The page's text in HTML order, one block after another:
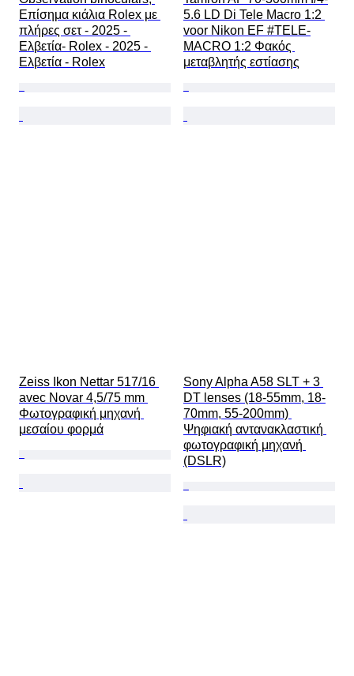
Επίσημα κιάλια Rolex με
πλήρες σετ - 2025 -
Ελβετία- Rolex - 2025 -
Ελβετία - Rolex
5.6 LD Di Tele Macro 1:2
voor Nikon EF #TELE-
MACRO 1:2 Φακός
μεταβλητής εστίασης
Zeiss Ikon Nettar 517/16
avec Novar 4,5/75 mm
Φωτογραφική μηχανή
μεσαίου φορμά
Sony Alpha A58 SLT + 3
DT lenses (18-55mm, 18-
70mm, 55-200mm)
Ψηφιακή αντανακλαστική
φωτογραφική μηχανή
(DSLR)